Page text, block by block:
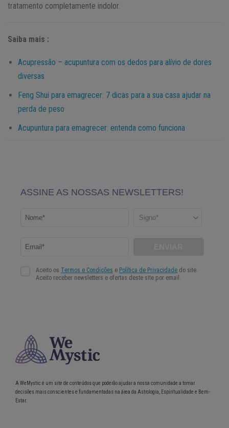
tratamento completamente indolor.
Saiba mais :
Acupressão – acupuntura com os dedos para alívio de dores
diversas
Feng Shui para emagrecer: 7 dicas para a sua casa ajudar na
perda de peso
Acupuntura para emagrecer: entenda como funciona
A WeMystic é um site de conteúdos que poderão ajudar a nossa comunidade a tomar
decisões mais conscientes e fundamentadas na área da Astrologia, Espiritualidade e Bem-
Estar.